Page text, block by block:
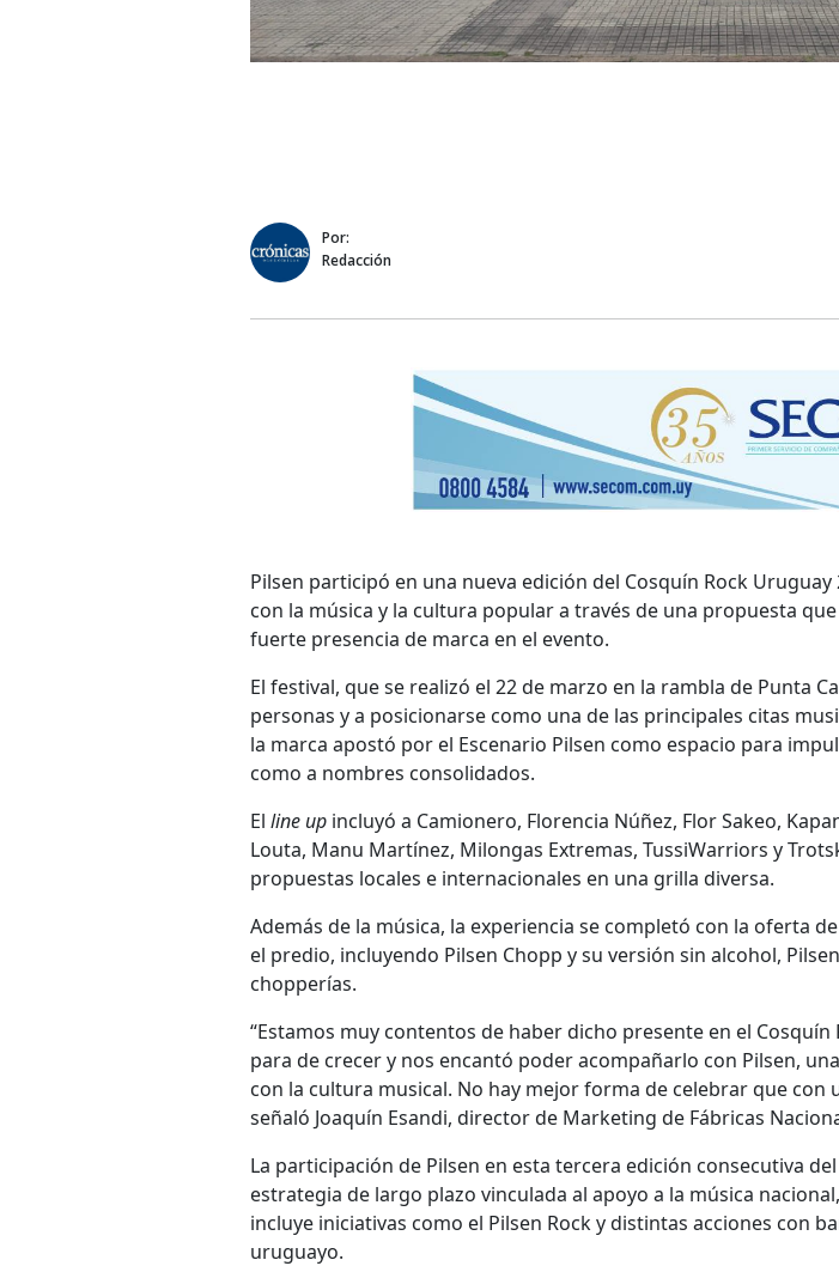
Por:
Redacción
Pilsen participó en una nueva edición del Cosquín Rock
con la música y la cultura popular a través de una propuesta
fuerte presencia de marca en el evento.
El festival, que se realizó el 22 de marzo en la rambla de Punta
personas y a posicionarse como una de las principales citas
la marca apostó por el Escenario Pilsen como espacio para
como a nombres consolidados.
El line up incluyó a Camionero, Florencia Núñez, Flor Sakeo,
Louta, Manu Martínez, Milongas Extremas, TussiWarriors y
propuestas locales e internacionales en una grilla diversa.
Además de la música, la experiencia se completó con la oferta
el predio, incluyendo Pilsen Chopp y su versión sin alcohol,
chopperías.
“Estamos muy contentos de haber dicho presente en el Cosquín
para de crecer y nos encantó poder acompañarlo con Pilsen,
con la cultura musical. No hay mejor forma de celebrar que con
señaló Joaquín Esandi, director de Marketing de Fábricas
La participación de Pilsen en esta tercera edición consecutiva
estrategia de largo plazo vinculada al apoyo a la música
incluye iniciativas como el Pilsen Rock y distintas acciones con
uruguayo.